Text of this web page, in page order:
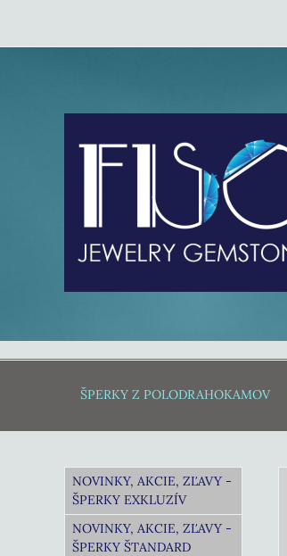
ŠPERKY Z POLODRAHOKAMOV
NOVINKY, AKCIE, ZĽAVY -
ŠPERKY EXKLUZÍV
NOVINKY, AKCIE, ZĽAVY -
ŠPERKY ŠTANDARD